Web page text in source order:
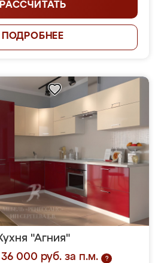
РАССЧИТАТЬ
ПОДРОБНЕЕ
"Агния"
000 руб. за п.м.
?